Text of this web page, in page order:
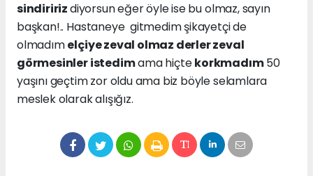
sindiririzdiyorsun eğer öyle ise bu olmaz, sayın
başkan!.. Hastaneye gitmedim şikayetçi de
olmadımelçiye zeval olmaz derler zeval
görmesinler istedimama hiçtekorkmadım50
yaşını geçtim zor oldu ama biz böyle selamlara
meslek olarak alışığız.